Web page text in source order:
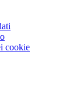
cookie